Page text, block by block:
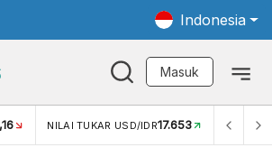
Indonesia
Masuk
INFLASI YOY (APR)2,42% INFLASI MOM (APR)